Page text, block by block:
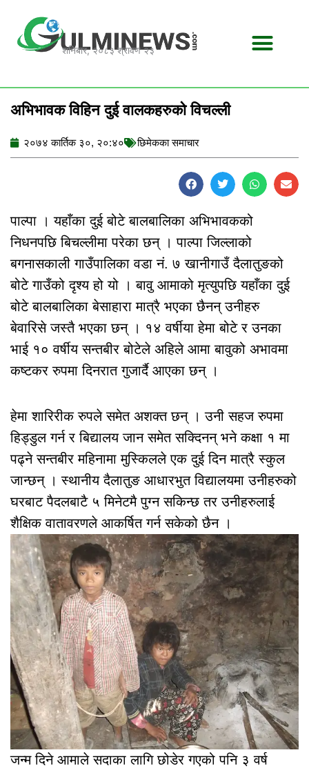
content
शनिबार, २०८३ श्रावण २३
अभिभावक विहिन दुई वालकहरुको विचल्ली
२०७४ कार्तिक ३०, २०:४० छिमेकका समाचार
पाल्पा । यहाँका दुई बोटे बालबालिका अभिभावकको
निधनपछि बिचल्लीमा परेका छन् । पाल्पा जिल्लाको
बगनासकाली गाउँपालिका वडा नं. ७ खानीगाउँ दैलातुङको
बोटे गाउँको दृश्य हो यो । बावु आमाको मृत्युपछि यहाँका दुई
बोटे बालबालिका बेसाहारा मात्रै भएका छैनन् उनीहरु
बेवारिसे जस्तै भएका छन् । १४ वर्षीया हेमा बोटे र उनका
भाई १० वर्षीय सन्तबीर बोटेले अहिले आमा बावुको अभावमा
कष्टकर रुपमा दिनरात गुजार्दै आएका छन् ।
हेमा शारिरीक रुपले समेत अशक्त छन् । उनी सहज रुपमा
हिड्डुल गर्न र बिद्यालय जान समेत सक्दिनन् भने कक्षा १ मा
पढ्ने सन्तबीर महिनामा मुस्किलले एक दुई दिन मात्रै स्कुल
जान्छन् । स्थानीय दैलातुङ आधारभुत विद्यालयमा उनीहरुको
घरबाट पैदलबाटै ५ मिनेटमै पुग्न सकिन्छ तर उनीहरुलाई
शैक्षिक वातावरणले आकर्षित गर्न सकेको छैन ।
जन्म दिने आमाले सदाका लागि छोडेर गएको पनि ३ वर्ष